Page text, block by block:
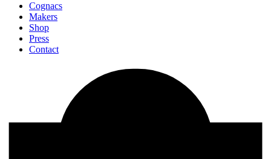
Cognacs
Makers
Shop
Press
Contact